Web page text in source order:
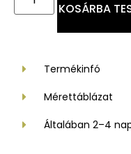
KOSÁRBA
Termékinfó
Mérettáblázat
Általában 2–4